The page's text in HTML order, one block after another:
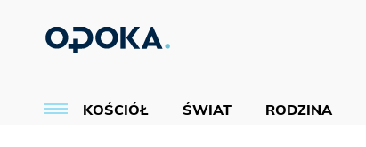
KOŚCIÓŁ ŚWIAT RODZINA